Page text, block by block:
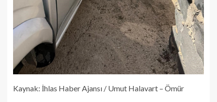
Kaynak: İhlas Haber Ajansı / Umut Halavart – Ömür